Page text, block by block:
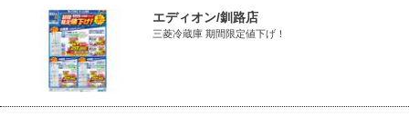
エディオン/釧路店
三菱冷蔵庫 期間限定値下げ！